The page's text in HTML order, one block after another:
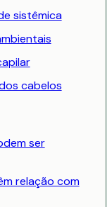
sistêmica
cabelos
ser
relação com